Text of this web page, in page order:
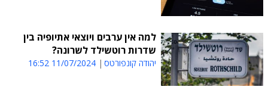
למה אין ערבים ויוצאי אתיופיה בין
שדרות רוטשילד לשרונה?
יהודה קונפורטס 11/07/2024 16:52